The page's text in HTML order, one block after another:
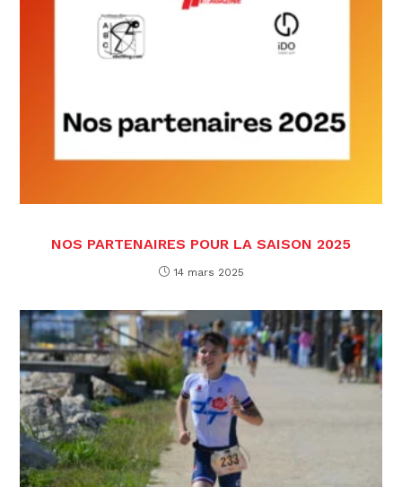
NOS PARTENAIRES POUR LA SAISON 2025
14 mars 2025